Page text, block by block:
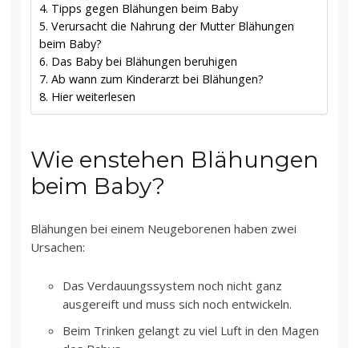
Tipps gegen Blähungen beim Baby
Verursacht die Nahrung der Mutter Blähungen
beim Baby?
Das Baby bei Blähungen beruhigen
Ab wann zum Kinderarzt bei Blähungen?
Hier weiterlesen
Wie enstehen Blähungen
beim Baby?
Blähungen bei einem Neugeborenen haben zwei
Ursachen:
Das Verdauungssystem noch nicht ganz
ausgereift und muss sich noch entwickeln.
Beim Trinken gelangt zu viel Luft in den Magen